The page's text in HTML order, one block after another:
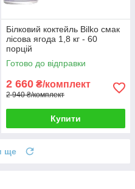
Білковий коктейль Bilko смак
лісова ягода 1,8 кг - 60
порцій
Готово до відправки
2 660 ₴/комплект
2 940 ₴/комплект
Купити
ще